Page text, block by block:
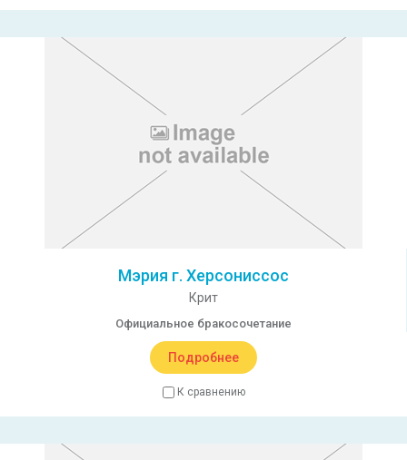
Мэрия г. Херсониссос
Крит
Официальное бракосочетание
Подробнее
К сравнению